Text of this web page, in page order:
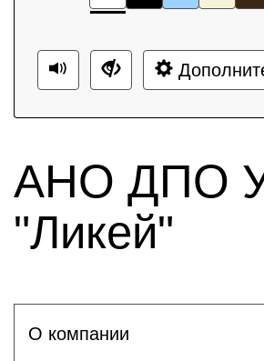
АНО ДПО
"Ликей"
О компании